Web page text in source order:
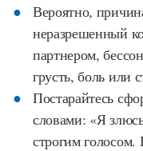
Вероятно,
неразрешенный
партнером,
грусть, боль или
Постарайтесь
словами: «Я
строгим голосом.